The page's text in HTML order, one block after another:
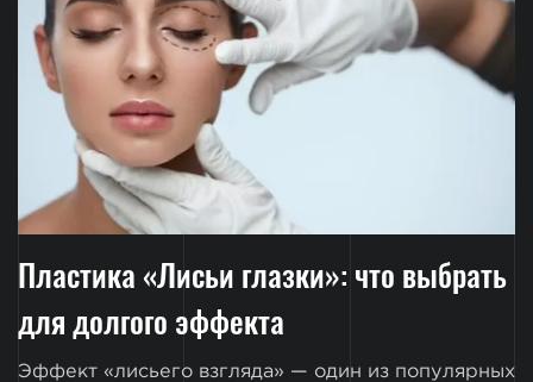
Пластика «Лисьи глазки»: что выбрать
для долгого эффекта
Эффект «лисьего взгляда» — один из популярных